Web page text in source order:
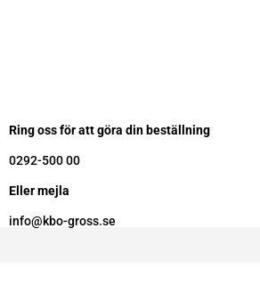
Ring oss för att göra din beställning
0292-500 00
Eller mejla
info@kbo-gross.se